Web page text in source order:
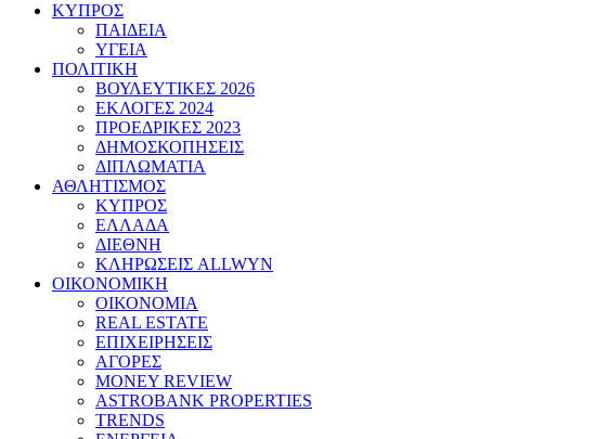
ΚΥΠΡΟΣ
ΠΑΙΔΕΙΑ
ΥΓΕΙΑ
ΠΟΛΙΤΙΚΗ
ΒΟΥΛΕΥΤΙΚΕΣ 2026
ΕΚΛΟΓΕΣ 2024
ΠΡΟΕΔΡΙΚΕΣ 2023
ΔΗΜΟΣΚΟΠΗΣΕΙΣ
ΔΙΠΛΩΜΑΤΙΑ
ΑΘΛΗΤΙΣΜΟΣ
ΚΥΠΡΟΣ
ΕΛΛΑΔΑ
ΔΙΕΘΝΗ
ΚΛΗΡΩΣΕΙΣ ALLWYN
ΟΙΚΟΝΟΜΙΚΗ
ΟΙΚΟΝΟΜΙΑ
REAL ESTATE
ΕΠΙΧΕΙΡΗΣΕΙΣ
ΑΓΟΡΕΣ
MONEY REVIEW
ASTROBANK PROPERTIES
TRENDS